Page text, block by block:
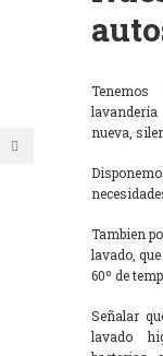
nueva,
Tambien
lavado,
60º de
Señalar
lavado